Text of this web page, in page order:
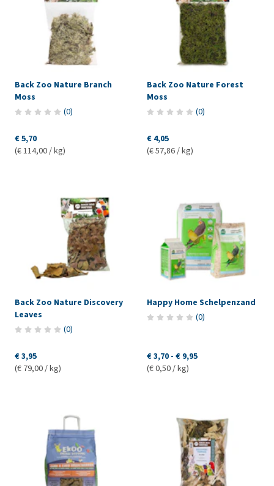
Back Zoo Nature Branch
Moss
(0)
€ 5,70
(€ 114,00 / kg)
Back Zoo Nature Forest
Moss
(0)
€ 4,05
(€ 57,86 / kg)
Back Zoo Nature Discovery
Leaves
(0)
€ 3,95
(€ 79,00 / kg)
Happy Home Schelpenzand
(0)
€ 3,70 - € 9,95
(€ 0,50 / kg)